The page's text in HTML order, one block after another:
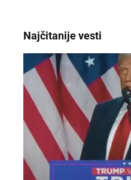
Najčitanije vesti